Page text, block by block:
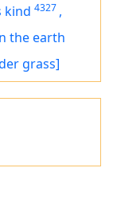
kind 4327 ,
the earth
grass]